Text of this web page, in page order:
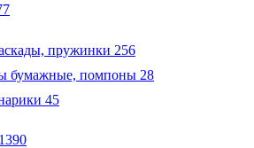
пружинки 256
бумажные, помпоны 28
45
1390